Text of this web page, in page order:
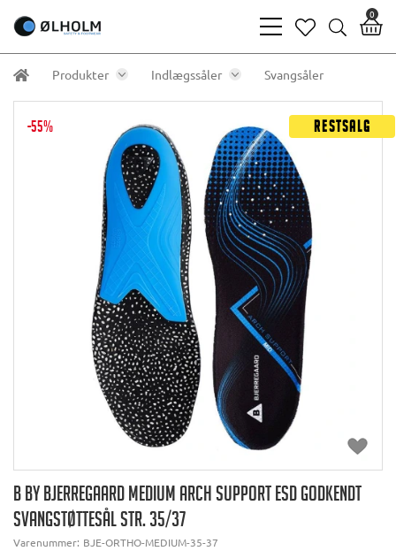
bars
light
heart
search
0
Produkter Indlægssåler Svangsåler
-55% Restsalg
B BY BJERREGAARD MEDIUM ARCH SUPPORT ESD GODKENDT
SVANGSTØTTESÅL STR. 35/37
Varenummer: BJE-ORTHO-MEDIUM-35-37